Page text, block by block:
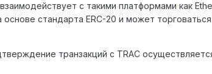
с такими платформами как
основе стандарта ERC-20 и может
транзакций с TRAC